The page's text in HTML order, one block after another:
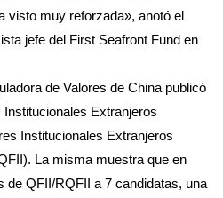
visto muy reforzada», anotó el
jefe del First Seafront Fund en
de Valores de China publicó
Extranjeros
Institucionales Extranjeros
La misma muestra que en
de QFII/RQFII a 7 candidatas, una